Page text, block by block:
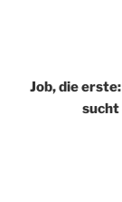
Job, die